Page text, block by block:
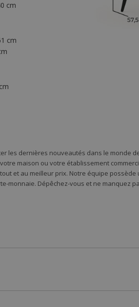
cm
cm
les dernières nouveautés dans le monde
maison ou votre établissement
et au meilleur prix. Notre équipe
monnaie. Dépêchez-vous et ne manquez